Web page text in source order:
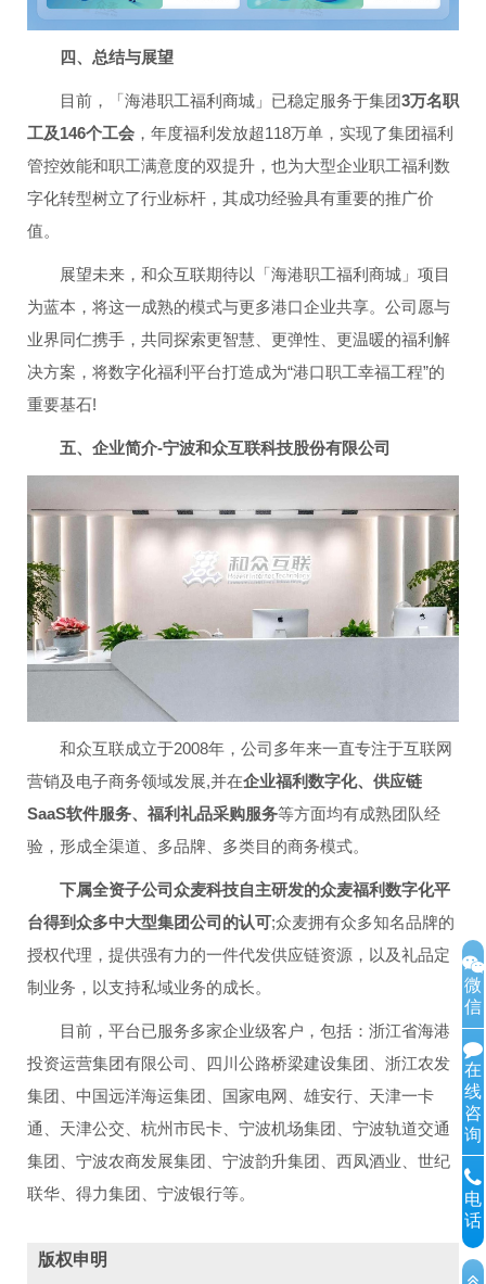
四、总结与展望
目前，「海港职工福利商城」已稳定服务于集团3万名职
工及146个工会 ，年度福利发放超118万单，实现了集团福利
管控效能和职工满意度的双提升，也为大型企业职工福利数
字化转型树立了行业标杆，其成功经验具有重要的推广价
值。
展望未来，和众互联期待以「海港职工福利商城」项目
为蓝本，将这一成熟的模式与更多港口企业共享。公司愿与
业界同仁携手，共同探索更智慧、更弹性、更温暖的福利解
决方案，将数字化福利平台打造成为“港口职工幸福工程”的
重要基石!
五、企业简介-宁波和众互联科技股份有限公司
和众互联成立于2008年，公司多年来一直专注于互联网
营销及电子商务领域发展,并在企业福利数字化、供应链
SaaS软件服务、福利礼品采购服务等方面均有成熟团队经
验，形成全渠道、多品牌、多类目的商务模式。
下属全资子公司众麦科技自主研发的众麦福利数字化平
台得到众多中大型集团公司的认可;众麦拥有众多知名品牌的
授权代理，提供强有力的一件代发供应链资源，以及礼品定
制业务，以支持私域业务的成长。
目前，平台已服务多家企业级客户，包括：浙江省海港
投资运营集团有限公司、四川公路桥梁建设集团、浙江农发
集团、中国远洋海运集团、国家电网、雄安行、天津一卡
通、天津公交、杭州市民卡、宁波机场集团、宁波轨道交通
集团、宁波农商发展集团、宁波韵升集团、西凤酒业、世纪
联华、得力集团、宁波银行等。
版权申明
微
信
在
线
咨
询
电
话